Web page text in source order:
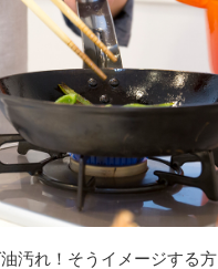
汚れ！そうイメージする